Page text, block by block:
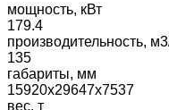
мощность, кВт
179.4
производительность,
135
габариты, мм
15920x29647x7537
вес, т